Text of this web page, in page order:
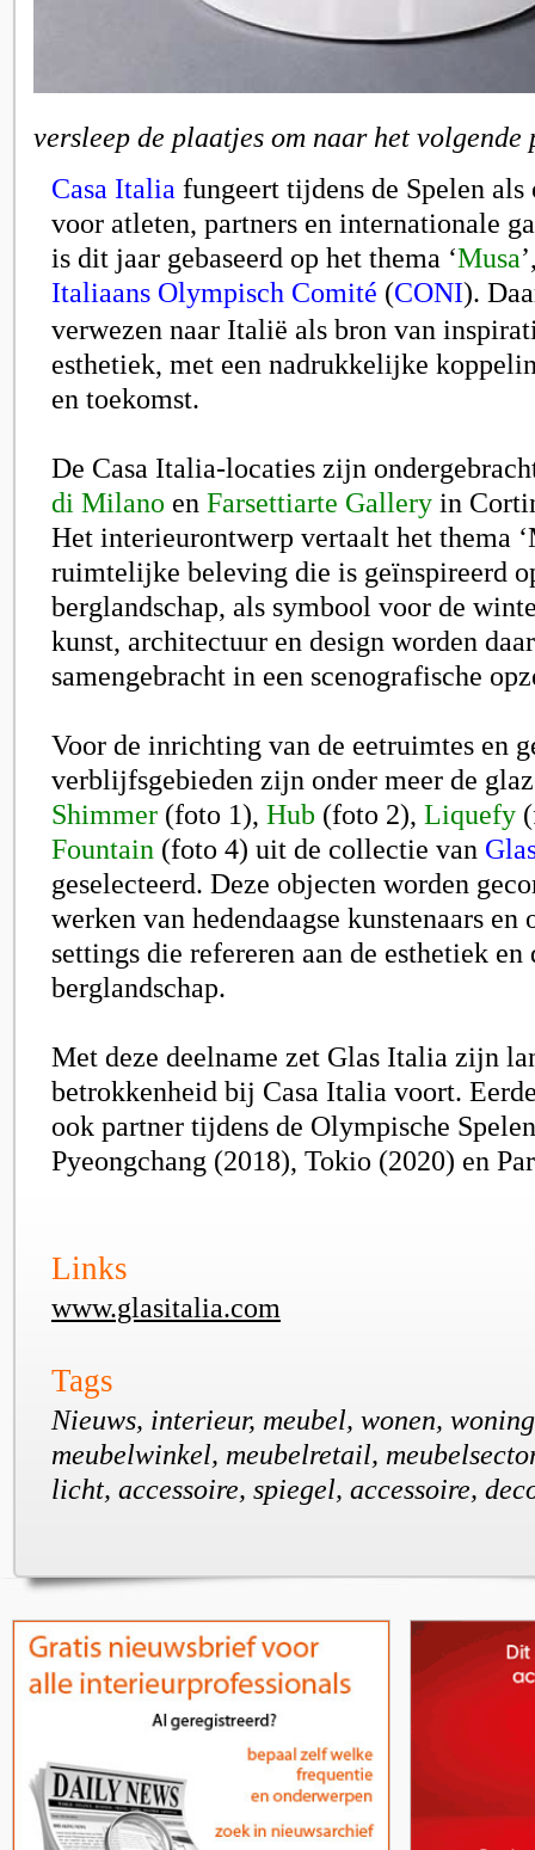
versleep de plaatjes om naar het
Casa Italia fungeert tijdens de Spelen
voor atleten, partners en internationale
is dit jaar gebaseerd op het thema ‘Musa
Italiaans Olympisch Comité (CONI).
verwezen naar Italië als bron van
esthetiek, met een nadrukkelijke
en toekomst.
De Casa Italia-locaties zijn
di Milano en Farsettiarte Gallery in
Het interieurontwerp vertaalt het thema
ruimtelijke beleving die is geïnspireerd
berglandschap, als symbool voor de
kunst, architectuur en design worden
samengebracht in een scenografische
Voor de inrichting van de eetruimtes en
verblijfsgebieden zijn onder meer de
Shimmer (foto 1), Hub (foto 2), Liquefy
Fountain (foto 4) uit de collectie van
geselecteerd. Deze objecten worden
werken van hedendaagse kunstenaars en
settings die refereren aan de esthetiek
berglandschap.
Met deze deelname zet Glas Italia zijn
betrokkenheid bij Casa Italia voort.
ook partner tijdens de Olympische
Pyeongchang (2018), Tokio (2020) en
Links
www.glasitalia.com
Tags
Nieuws, interieur, meubel, wonen,
meubelwinkel, meubelretail,
licht, accessoire, spiegel, accessoire,